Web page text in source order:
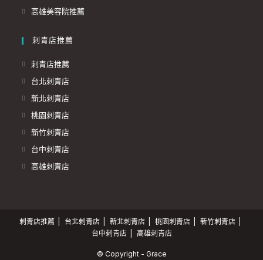
高雄美容院推薦
刺青店推薦
刺青店推薦
台北刺青店
新北刺青店
桃園刺青店
新竹刺青店
台中刺青店
高雄刺青店
刺青店推薦 台北刺青店 新北刺青店 桃園刺青店
新竹刺青店
台中刺青店
高雄刺青店
© Copyright - Grace